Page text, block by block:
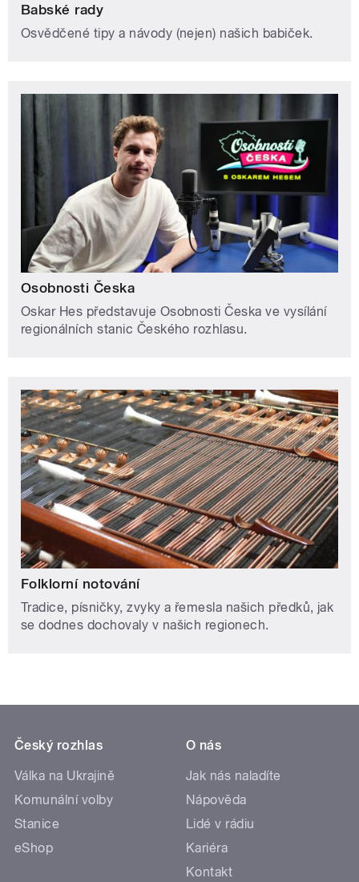
Babské rady
Osvědčené tipy a návody (nejen) našich babiček.
Osobnosti Česka
Oskar Hes představuje Osobnosti Česka ve vysílání
regionálních stanic Českého rozhlasu.
Folklorní notování
Tradice, písničky, zvyky a řemesla našich předků, jak
se dodnes dochovaly v našich regionech.
Český rozhlas
Válka na Ukrajině
Komunální volby
Stanice
eShop
O nás
Jak nás naladíte
Nápověda
Lidé v rádiu
Kariéra
Kontakt